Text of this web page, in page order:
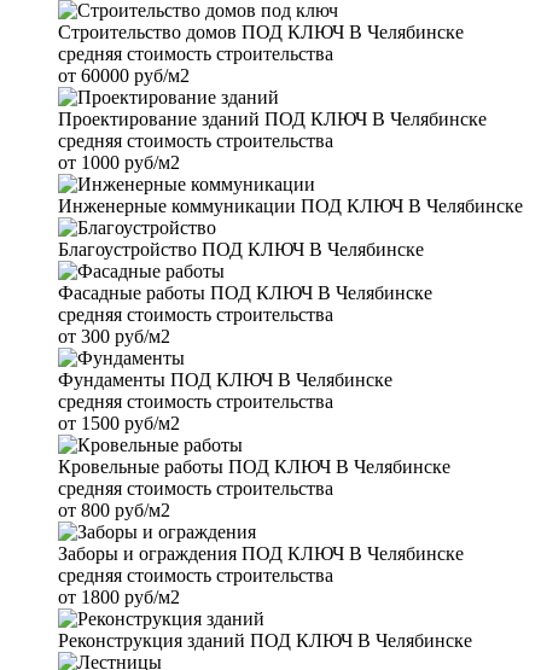
Строительство домов ПОД КЛЮЧ В Челябинске
средняя стоимость строительства
от 60000 руб/м2
Проектирование зданий ПОД КЛЮЧ В Челябинске
средняя стоимость строительства
от 1000 руб/м2
Инженерные коммуникации ПОД КЛЮЧ В Челябинске
Благоустройство ПОД КЛЮЧ В Челябинске
Фасадные работы ПОД КЛЮЧ В Челябинске
средняя стоимость строительства
от 300 руб/м2
Фундаменты ПОД КЛЮЧ В Челябинске
средняя стоимость строительства
от 1500 руб/м2
Кровельные работы ПОД КЛЮЧ В Челябинске
средняя стоимость строительства
от 800 руб/м2
Заборы и ограждения ПОД КЛЮЧ В Челябинске
средняя стоимость строительства
от 1800 руб/м2
Реконструкция зданий ПОД КЛЮЧ В Челябинске